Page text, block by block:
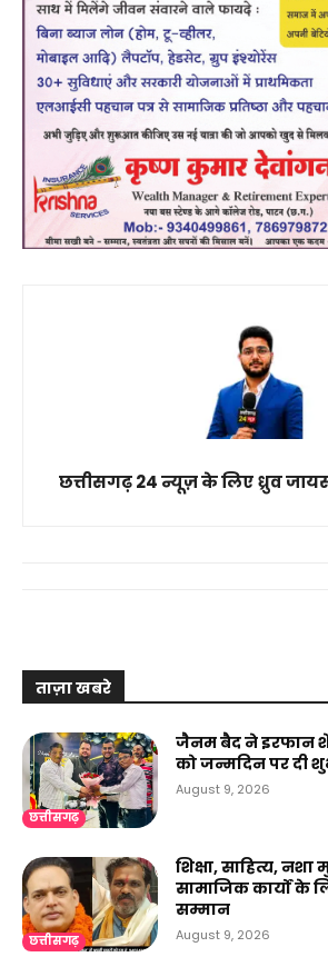
छत्तीसगढ़ 24 न्यूज़ के लिए ध्रुव
ताज़ा खबरे
छत्तीसगढ़
जैनम बैद ने इरफान
को जन्मदिन पर दी
August 9, 2026
छत्तीसगढ़
शिक्षा, साहित्य,
सामाजिक कार्यों के
सम्मान
August 9, 2026